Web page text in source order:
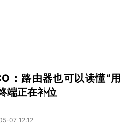
：路由器也可以读懂“用
端正在补位
07 12:12